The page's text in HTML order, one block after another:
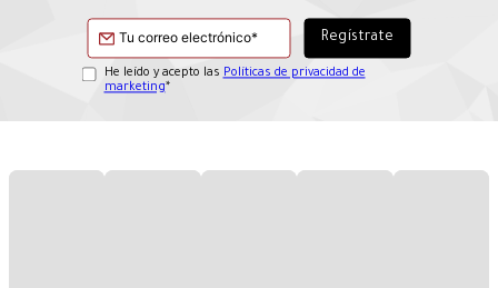
He leído y acepto las Políticas de privacidad de
marketing*